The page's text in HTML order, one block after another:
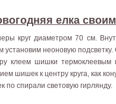
елка
круг диаметром 70 см.
установим неоновую
клеем шишки
шишек к центру круга, как
спирали световую гирлянду.